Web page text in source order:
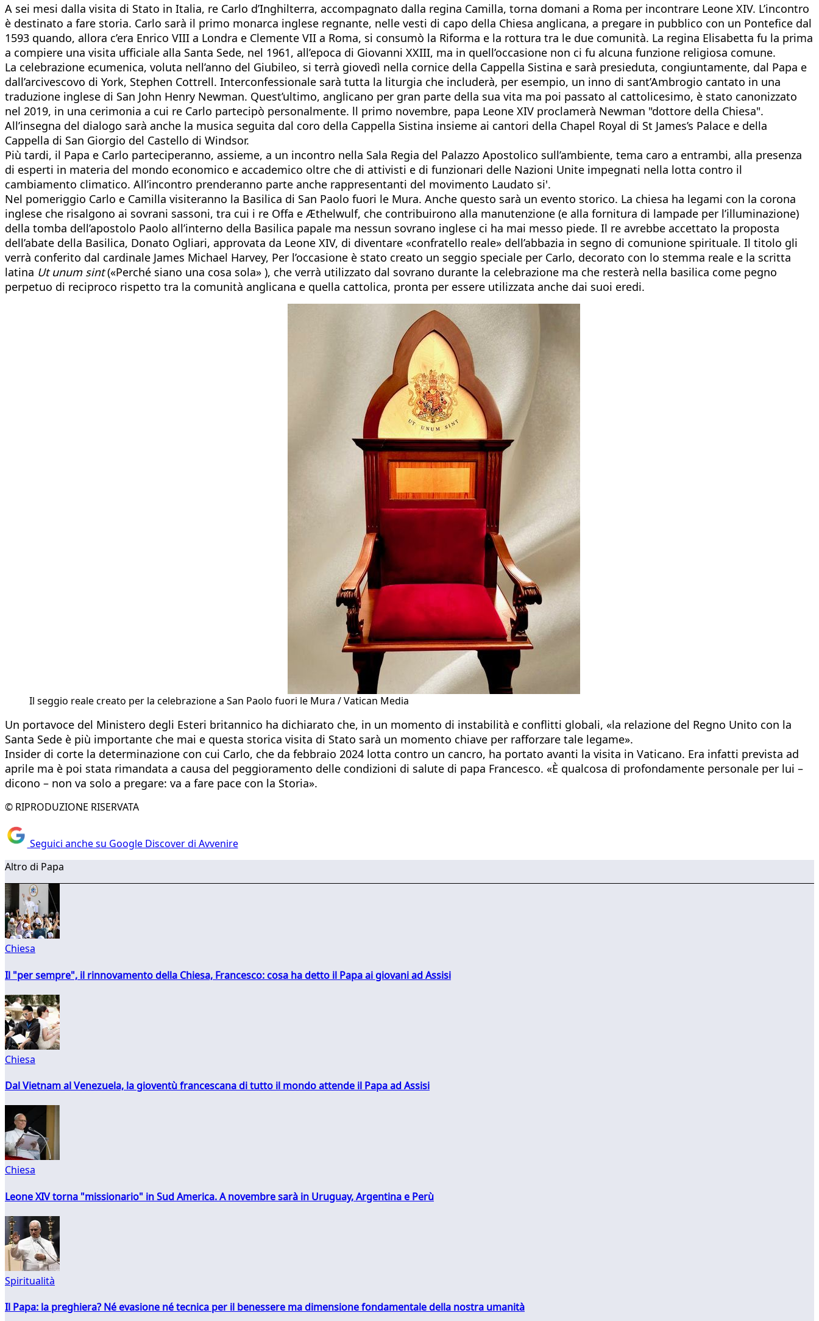
A sei mesi dalla visita di Stato in Italia, re Carlo d’Inghilterra, accompagnato dalla regina Camilla, torna domani a Roma per incontrare Leone XIV. L’incontro
è destinato a fare storia. Carlo sarà il primo monarca inglese regnante, nelle vesti di capo della Chiesa anglicana, a pregare in pubblico con un Pontefice dal
1593 quando, allora c’era Enrico VIII a Londra e Clemente VII a Roma, si consumò la Riforma e la rottura tra le due comunità. La regina Elisabetta fu la prima
a compiere una visita ufficiale alla Santa Sede, nel 1961, all’epoca di Giovanni XXIII, ma in quell’occasione non ci fu alcuna funzione religiosa comune.
La celebrazione ecumenica, voluta nell’anno del Giubileo, si terrà giovedì nella cornice della Cappella Sistina e sarà presieduta, congiuntamente, dal Papa e
dall’arcivescovo di York, Stephen Cottrell. Interconfessionale sarà tutta la liturgia che includerà, per esempio, un inno di sant’Ambrogio cantato in una
traduzione inglese di San John Henry Newman. Quest’ultimo, anglicano per gran parte della sua vita ma poi passato al cattolicesimo, è stato canonizzato
nel 2019, in una cerimonia a cui re Carlo partecipò personalmente. ll primo novembre, papa Leone XIV proclamerà Newman "dottore della Chiesa".
All’insegna del dialogo sarà anche la musica seguita dal coro della Cappella Sistina insieme ai cantori della Chapel Royal di St James’s Palace e della
Cappella di San Giorgio del Castello di Windsor.
Più tardi, il Papa e Carlo parteciperanno, assieme, a un incontro nella Sala Regia del Palazzo Apostolico sull’ambiente, tema caro a entrambi, alla presenza
di esperti in materia del mondo economico e accademico oltre che di attivisti e di funzionari delle Nazioni Unite impegnati nella lotta contro il
cambiamento climatico. All’incontro prenderanno parte anche rappresentanti del movimento Laudato si'.
Nel pomeriggio Carlo e Camilla visiteranno la Basilica di San Paolo fuori le Mura. Anche questo sarà un evento storico. La chiesa ha legami con la corona
inglese che risalgono ai sovrani sassoni, tra cui i re Offa e Æthelwulf, che contribuirono alla manutenzione (e alla fornitura di lampade per l’illuminazione)
della tomba dell’apostolo Paolo all’interno della Basilica papale ma nessun sovrano inglese ci ha mai messo piede. Il re avrebbe accettato la proposta
dell’abate della Basilica, Donato Ogliari, approvata da Leone XIV, di diventare «confratello reale» dell’abbazia in segno di comunione spirituale. Il titolo gli
verrà conferito dal cardinale James Michael Harvey, Per l’occasione è stato creato un seggio speciale per Carlo, decorato con lo stemma reale e la scritta
latina Ut unum sint(«Perché siano una cosa sola» ), che verrà utilizzato dal sovrano durante la celebrazione ma che resterà nella basilica come pegno
perpetuo di reciproco rispetto tra la comunità anglicana e quella cattolica, pronta per essere utilizzata anche dai suoi eredi.
Il seggio reale creato per la celebrazione a San Paolo fuori le Mura / Vatican Media
Un portavoce del Ministero degli Esteri britannico ha dichiarato che, in un momento di instabilità e conflitti globali, «la relazione del Regno Unito con la
Santa Sede è più importante che mai e questa storica visita di Stato sarà un momento chiave per rafforzare tale legame».
Insider di corte la determinazione con cui Carlo, che da febbraio 2024 lotta contro un cancro, ha portato avanti la visita in Vaticano. Era infatti prevista ad
aprile ma è poi stata rimandata a causa del peggioramento delle condizioni di salute di papa Francesco. «È qualcosa di profondamente personale per lui –
dicono – non va solo a pregare: va a fare pace con la Storia».
© RIPRODUZIONE RISERVATA
Seguici anche su Google Discover di Avvenire
Altro di Papa
Chiesa
Il "per sempre", il rinnovamento della Chiesa, Francesco: cosa ha detto il Papa ai giovani ad Assisi
Chiesa
Dal Vietnam al Venezuela, la gioventù francescana di tutto il mondo attende il Papa ad Assisi
Chiesa
Leone XIV torna "missionario" in Sud America. A novembre sarà in Uruguay, Argentina e Perù
Spiritualità
Il Papa: la preghiera? Né evasione né tecnica per il benessere ma dimensione fondamentale della nostra umanità